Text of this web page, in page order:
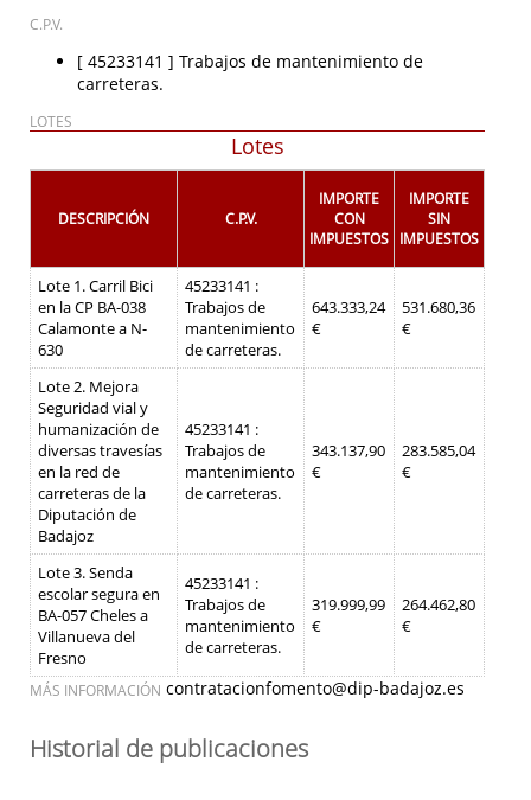
C.P.V.
[ 45233141 ] Trabajos de mantenimiento de
carreteras.
LOTES
Lotes
DESCRIPCIÓN C.P.V.
IMPORTE
CON
IMPUESTOS
IMPORTE
SIN
IMPUESTOS
Lote 1. Carril Bici
en la CP BA-038
Calamonte a N-
630
45233141 :
Trabajos de
mantenimiento
de carreteras.
643.333,24
€
531.680,36
€
Lote 2. Mejora
Seguridad vial y
humanización de
diversas travesías
en la red de
carreteras de la
Diputación de
Badajoz
45233141 :
Trabajos de
mantenimiento
de carreteras.
343.137,90
€
283.585,04
€
Lote 3. Senda
escolar segura en
BA-057 Cheles a
Villanueva del
Fresno
45233141 :
Trabajos de
mantenimiento
de carreteras.
319.999,99
€
264.462,80
€
MÁS INFORMACIÓN contratacionfomento@dip-badajoz.es
Historial de publicaciones